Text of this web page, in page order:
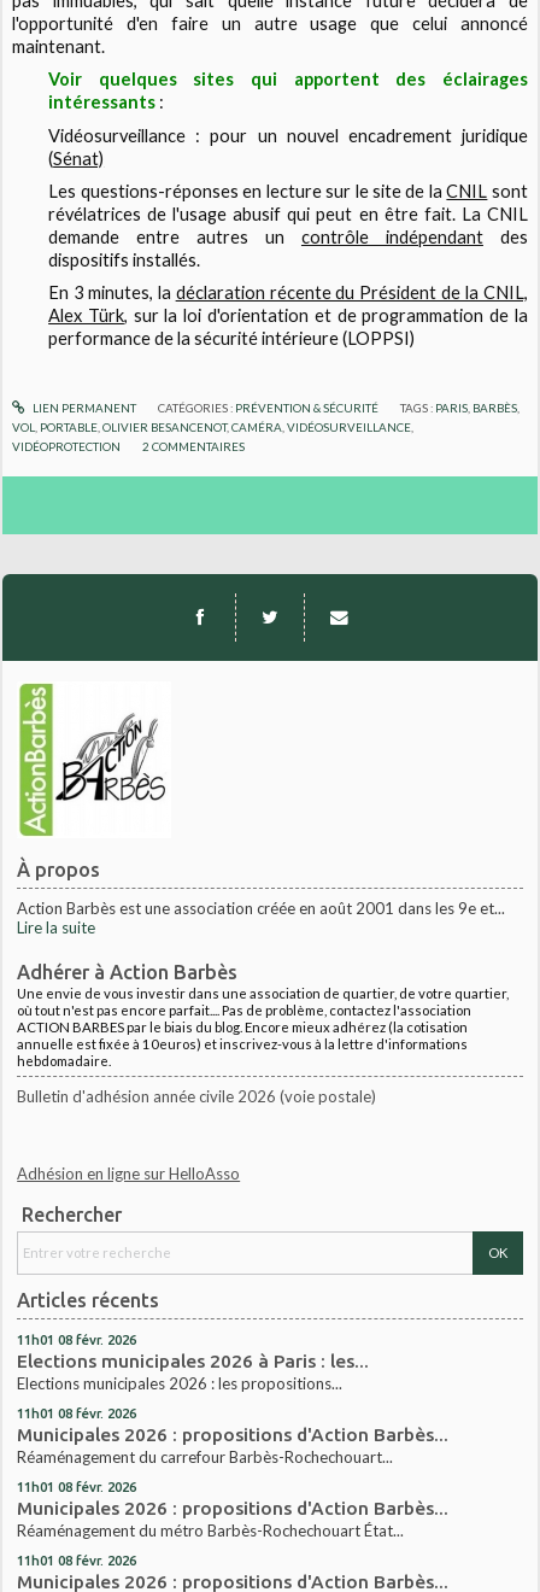
À propos
Action Barbès est une association créée en août 2001 dans les 9e et...
Lire la suite
Adhérer à Action Barbès
Une envie de vous investir dans une association de quartier, de votre quartier,
où tout n'est pas encore parfait.... Pas de problème, contactez l'association
ACTION BARBES par le biais du blog. Encore mieux adhérez (la cotisation
annuelle est fixée à 10euros) et inscrivez-vous à la lettre d'informations
hebdomadaire.
Bulletin d'adhésion année civile 2026 (voie postale)
Adhésion en ligne sur HelloAsso
Rechercher
Articles récents
11h01 08 févr. 2026
Elections municipales 2026 à Paris : les...
Elections municipales 2026 : les propositions...
11h01 08 févr. 2026
Municipales 2026 : propositions d'Action Barbès...
Réaménagement du carrefour Barbès-Rochechouart...
11h01 08 févr. 2026
Municipales 2026 : propositions d'Action Barbès...
Réaménagement du métro Barbès-Rochechouart État...
11h01 08 févr. 2026
Municipales 2026 : propositions d'Action Barbès...
l'opportunité d'en faire un autre usage que celui annoncé
maintenant.
Voir quelques sites qui apportent des éclairages
intéressants :
Vidéosurveillance : pour un nouvel encadrement juridique
(Sénat)
Les questions-réponses en lecture sur le site de laCNIL sont
révélatrices de l'usage abusif qui peut en être fait. La CNIL
demande entre autres un contrôle indépendantdes
dispositifs installés.
En 3 minutes, la déclaration récente du Président de la CNIL,
Alex Türk, sur la loi d'orientation et de programmation de la
performance de la sécurité intérieure (LOPPSI)
LIEN PERMANENT CATÉGORIES : PRÉVENTION & SÉCURITÉ TAGS : PARIS, BARBÈS,
VOL, PORTABLE,OLIVIER BESANCENOT,CAMÉRA,VIDÉOSURVEILLANCE,
VIDÉOPROTECTION
2 COMMENTAIRES